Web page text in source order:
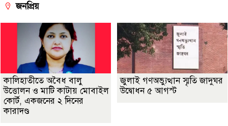
জনপ্রিয়
কালিহাতীতে অবৈধ বালু
উত্তোলন ও মাটি কাটায় মোবাইল
কোর্ট, একজনের ২ দিনের
কারাদণ্ড
জুলাই গণঅভ্যুত্থান স্মৃতি জাদুঘর
উদ্বোধন ৫ আগস্ট